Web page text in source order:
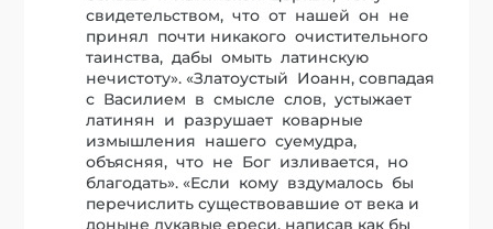
свидетельством, что от нашей он не
принял почти никакого очистительного
таинства, дабы омыть латинскую
нечистоту». «Златоустый Иоанн, совпадая
с Василием в смысле слов, устыжает
латинян и разрушает коварные
измышления нашего суемудра,
объясняя, что не Бог изливается, но
благодать». «Если кому вздумалось бы
перечислить существовавшие от века и
доныне лукавые ереси, написав как бы